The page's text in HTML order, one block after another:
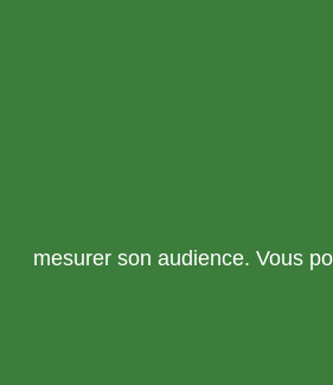
mesurer son audience. Vous